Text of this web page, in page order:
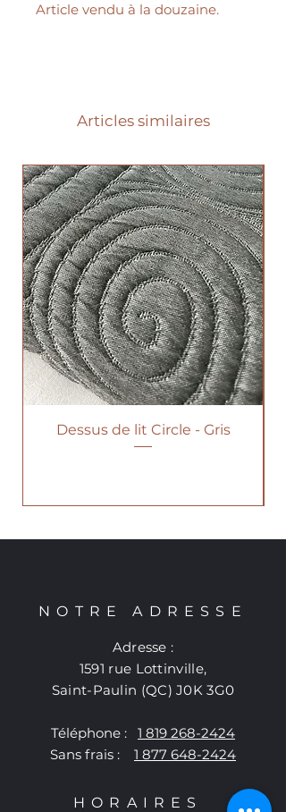
Article vendu à la douzaine.
Articles similaires
Dessus de lit Circle - Gris
NOTRE ADRESSE
Adresse :
1591 rue Lottinville,
Saint-Paulin (QC) J0K 3G0
Téléphone : 1 819 268-2424
Sans frais : 1 877 648-2424
HORAIRES